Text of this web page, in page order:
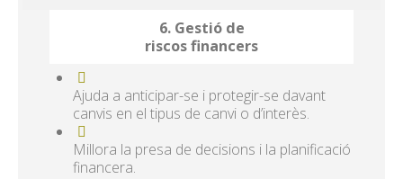
6. Gestió de
riscos financers
Ajuda a anticipar-se i protegir-se davant
canvis en el tipus de canvi o d’interès.
Millora la presa de decisions i la planificació
financera.